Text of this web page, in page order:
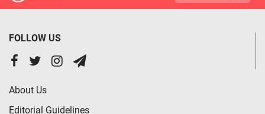
FOLLOW US
About Us
Editorial Guidelines